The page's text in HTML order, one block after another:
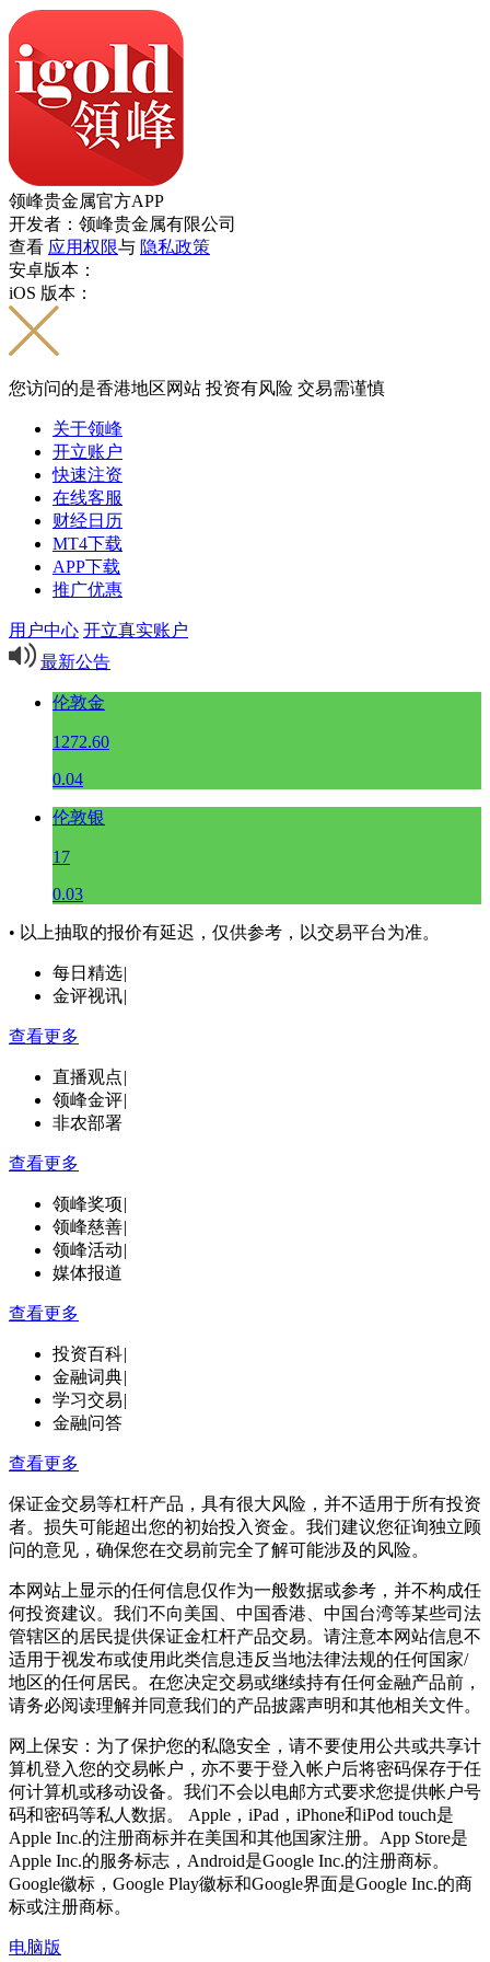
领峰贵金属官方APP
开发者：领峰贵金属有限公司
查看 应用权限与 隐私政策
安卓版本：
iOS 版本：
您访问的是香港地区网站 投资有风险 交易需谨慎
关于领峰
开立账户
快速注资
在线客服
财经日历
MT4下载
APP下载
推广优惠
用户中心 开立真实账户
最新公告
伦敦金
1272.60
0.04
伦敦银
17
0.03
• 以上抽取的报价有延迟，仅供参考，以交易平台为准。
每日精选|
金评视讯|
查看更多
直播观点|
领峰金评|
非农部署
查看更多
领峰奖项|
领峰慈善|
领峰活动|
媒体报道
查看更多
投资百科|
金融词典|
学习交易|
金融问答
查看更多
保证金交易等杠杆产品，具有很大风险，并不适用于所有投资
者。损失可能超出您的初始投入资金。我们建议您征询独立顾
问的意见，确保您在交易前完全了解可能涉及的风险。
本网站上显示的任何信息仅作为一般数据或参考，并不构成任
何投资建议。我们不向美国、中国香港、中国台湾等某些司法
管辖区的居民提供保证金杠杆产品交易。请注意本网站信息不
适用于视发布或使用此类信息违反当地法律法规的任何国家/
地区的任何居民。在您决定交易或继续持有任何金融产品前，
请务必阅读理解并同意我们的产品披露声明和其他相关文件。
网上保安：为了保护您的私隐安全，请不要使用公共或共享计
算机登入您的交易帐户，亦不要于登入帐户后将密码保存于任
何计算机或移动设备。我们不会以电邮方式要求您提供帐户号
码和密码等私人数据。 Apple，iPad，iPhone和iPod touch是
Apple Inc.的注册商标并在美国和其他国家注册。App Store是
Apple Inc.的服务标志，Android是Google Inc.的注册商标。
Google徽标，Google Play徽标和Google界面是Google Inc.的商
标或注册商标。
电脑版